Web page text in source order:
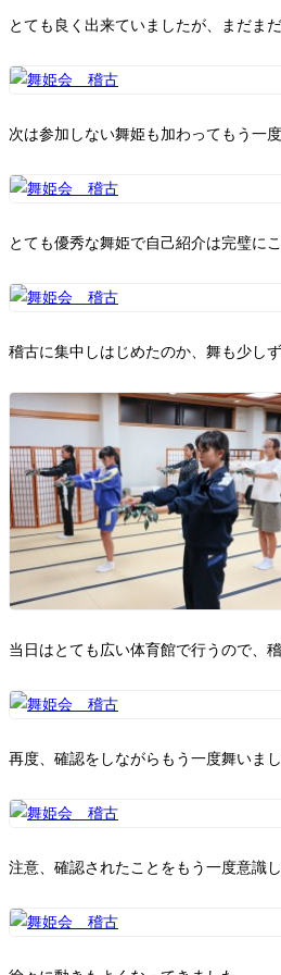
とても良く出来ていましたが、まだま
次は参加しない舞姫も加わってもう一
とても優秀な舞姫で自己紹介は完璧に
稽古に集中しはじめたのか、舞も少し
当日はとても広い体育館で行うので、
再度、確認をしながらもう一度舞いまし
注意、確認されたことをもう一度意識